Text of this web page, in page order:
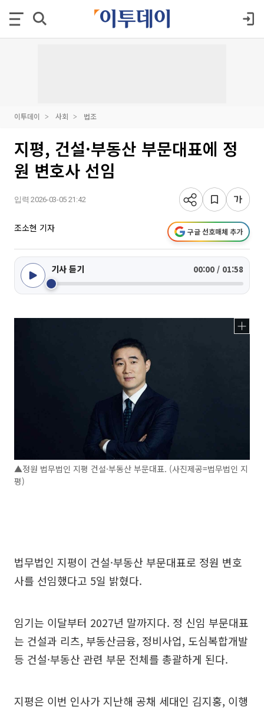
이투데이 사회 법조
지평, 건설·부동산 부문대표에 정
원 변호사 선임
입력 2026-03-05 21:42
조소현 기자 구글 선호매체 추가
기사 듣기 00:00 / 01:58
▲정원 법무법인 지평 건설·부동산 부문대표. (사진제공=법무법인 지
평)
법무법인 지평이 건설·부동산 부문대표로 정원 변호
사를 선임했다고 5일 밝혔다.
임기는 이달부터 2027년 말까지다. 정 신임 부문대표
는 건설과 리츠, 부동산금융, 정비사업, 도심복합개발
등 건설·부동산 관련 부문 전체를 총괄하게 된다.
지평은 이번 인사가 지난해 공채 세대인 김지홍, 이행